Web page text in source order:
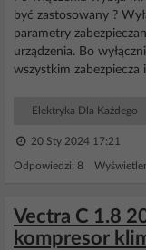
być zastosowany ?
parametry
urządzenia. Bo
wszystkim zabezpiecza
Elektryka Dla Każdego
20 Sty 2024 17:21
Odpowiedzi: 8
Vectra C 1.8
kompresor